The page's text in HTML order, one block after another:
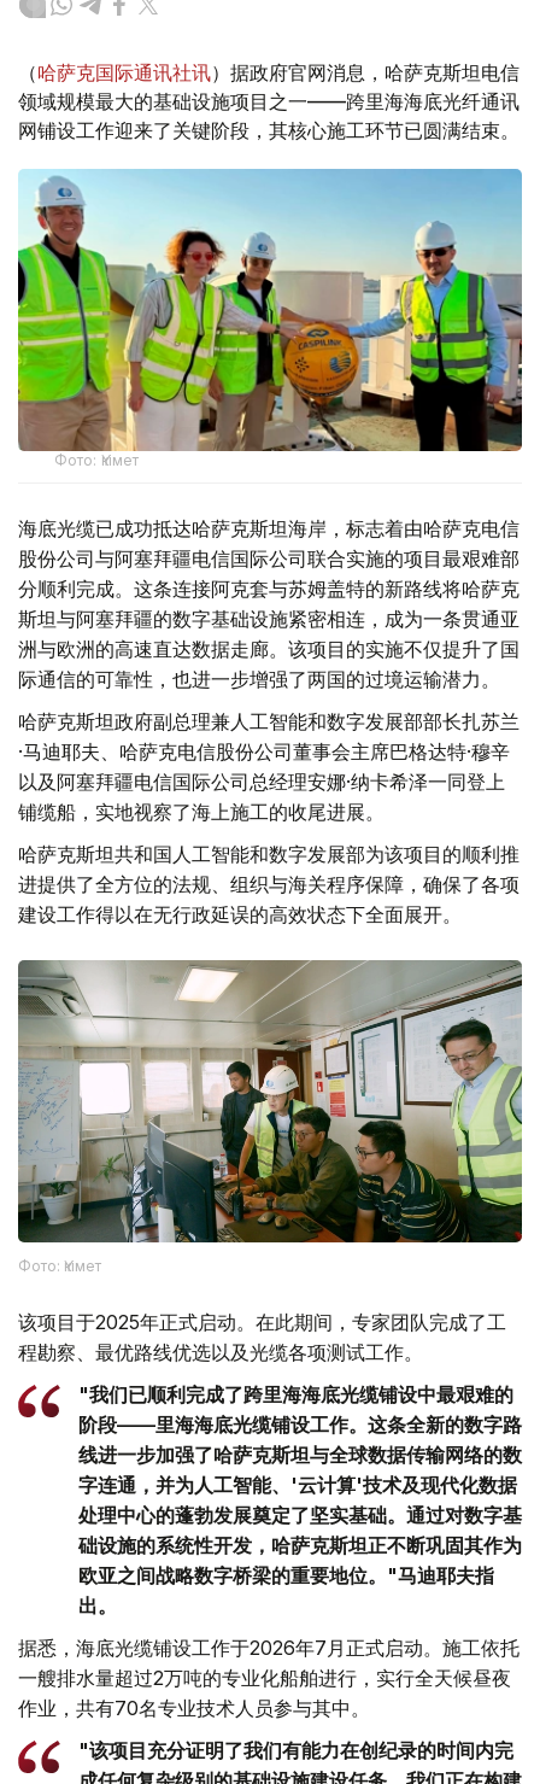
（哈萨克国际通讯社讯）据政府官网消息，哈萨克斯坦电信
领域规模最大的基础设施项目之一——跨里海海底光纤通讯
网铺设工作迎来了关键阶段，其核心施工环节已圆满结束。
Фото: Үкімет
海底光缆已成功抵达哈萨克斯坦海岸，标志着由哈萨克电信
股份公司与阿塞拜疆电信国际公司联合实施的项目最艰难部
分顺利完成。这条连接阿克套与苏姆盖特的新路线将哈萨克
斯坦与阿塞拜疆的数字基础设施紧密相连，成为一条贯通亚
洲与欧洲的高速直达数据走廊。该项目的实施不仅提升了国
际通信的可靠性，也进一步增强了两国的过境运输潜力。
哈萨克斯坦政府副总理兼人工智能和数字发展部部长扎苏兰
·马迪耶夫、哈萨克电信股份公司董事会主席巴格达特·穆辛
以及阿塞拜疆电信国际公司总经理安娜·纳卡希泽一同登上
铺缆船，实地视察了海上施工的收尾进展。
哈萨克斯坦共和国人工智能和数字发展部为该项目的顺利推
进提供了全方位的法规、组织与海关程序保障，确保了各项
建设工作得以在无行政延误的高效状态下全面展开。
Фото: Үкімет
该项目于2025年正式启动。在此期间，专家团队完成了工
程勘察、最优路线优选以及光缆各项测试工作。
"我们已顺利完成了跨里海海底光缆铺设中最艰难的
阶段——里海海底光缆铺设工作。这条全新的数字路
线进一步加强了哈萨克斯坦与全球数据传输网络的数
字连通，并为人工智能、'云计算'技术及现代化数据
处理中心的蓬勃发展奠定了坚实基础。通过对数字基
础设施的系统性开发，哈萨克斯坦正不断巩固其作为
欧亚之间战略数字桥梁的重要地位。"马迪耶夫指
出。
据悉，海底光缆铺设工作于2026年7月正式启动。施工依托
一艘排水量超过2万吨的专业化船舶进行，实行全天候昼夜
作业，共有70名专业技术人员参与其中。
"该项目充分证明了我们有能力在创纪录的时间内完